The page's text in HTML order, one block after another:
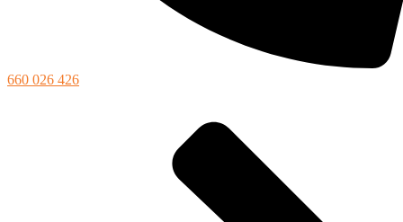
660 026 426